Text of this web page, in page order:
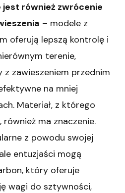
jest również zwrócenie
– modele z
oferują lepszą kontrolę i
terenie,
zawieszeniem przednim
na mniej
Materiał, z którego
ma znaczenie.
z powodu swojej
entuzjaści mogą
który oferuje
wagi do sztywności,